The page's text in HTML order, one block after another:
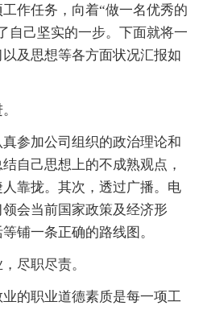
作任务，向着“做一名优秀的
自己坚实的一步。下面就将一
及思想等各方面状况汇报如
参加公司组织的政治理论和
自己思想上的不成熟观点，
靠拢。其次，透过广播。电
会当前国家政策及经济形
铺一条正确的路线图。
尽职尽责。
的职业道德素质是每一项工